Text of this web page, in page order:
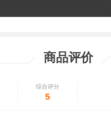
商品评价
综合评分
5